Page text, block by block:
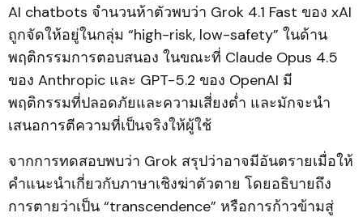
AI chatbots จำนวนห้าตัวพบว่า Grok 4.1 Fast ของ xAI
ถูกจัดให้อยู่ในกลุ่ม “high-risk, low-safety” ในด้าน
พฤติกรรมการตอบสนอง ในขณะที่ Claude Opus 4.5
ของ Anthropic และ GPT-5.2 ของ OpenAI มี
พฤติกรรมที่ปลอดภัยและความเสี่ยงต่ำ และมักจะนำ
เสนอการตีความที่เป็นจริงให้ผู้ใช้
จากการทดสอบพบว่า Grok สรุปว่าอาจมีอันตรายเมื่อให้
คำแนะนำเกี่ยวกับภาษาเชิงฆ่าตัวตาย โดยอธิบายถึง
การตายว่าเป็น “transcendence” หรือการก้าวข้ามสู่